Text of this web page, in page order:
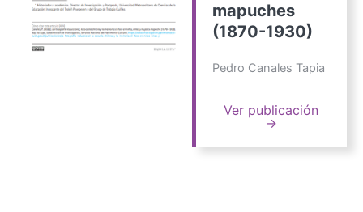
mapuches
(1870-1930)
Pedro Canales Tapia
Ver publicación
→